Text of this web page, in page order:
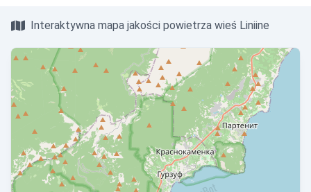
Interaktywna mapa jakości powietrza wieś Liniine